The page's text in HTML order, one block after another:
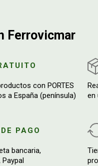
Ferrovicmar
con PORTES
a España (península)
en
PAGO
bancaria,